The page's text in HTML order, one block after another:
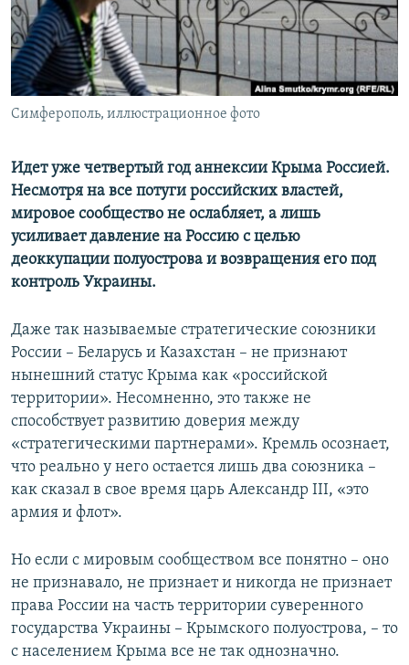
ПОБЕДИТЕЛЕЙ НЕ СУДЯТ?
КРЫМ.НЕПОКОРЕННЫЙ
ELIFBE
УКРАИНСКАЯ ПРОБЛЕМА КРЫМА
ПРИСОЕДИНЯЙТЕСЬ!
Симферополь, иллюстрационное фото
Идет уже четвертый год аннексии Крыма Россией.
Несмотря на все потуги российских властей,
мировое сообщество не ослабляет, а лишь
усиливает давление на Россию с целью
деоккупации полуострова и возвращения его под
контроль Украины.
Даже так называемые стратегические союзники
России – Беларусь и Казахстан – не признают
нынешний статус Крыма как «российской
территории». Несомненно, это также не
способствует развитию доверия между
«стратегическими партнерами». Кремль осознает,
что реально у него остается лишь два союзника –
как сказал в свое время царь Александр III, «это
армия и флот».
Но если с мировым сообществом все понятно – оно
не признавало, не признает и никогда не признает
права России на часть территории суверенного
государства Украины – Крымского полуострова, – то
с населением Крыма все не так однозначно.